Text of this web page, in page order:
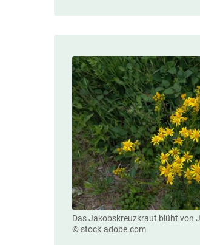
Das Jakobskreuzkraut blüht von
© stock.adobe.com